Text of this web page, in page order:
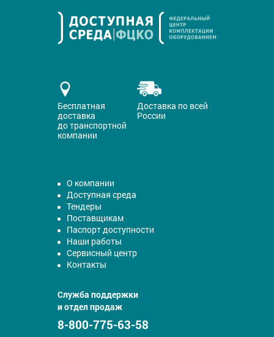
Бесплатная
доставка
до транспортной
компании
Доставка по всей
России
О компании
Доступная среда
Тендеры
Поставщикам
Паспорт доступности
Наши работы
Сервисный центр
Контакты
Служба поддержки
и отдел продаж
8-800-775-63-58